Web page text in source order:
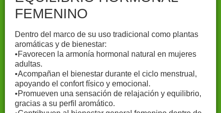
FEMENINO
Dentro del marco de su uso tradicional como plantas
aromáticas y de bienestar:
•Favorecen la armonía hormonal natural en mujeres
adultas.
•Acompañan el bienestar durante el ciclo menstrual,
apoyando el confort físico y emocional.
•Promueven una sensación de relajación y equilibrio,
gracias a su perfil aromático.